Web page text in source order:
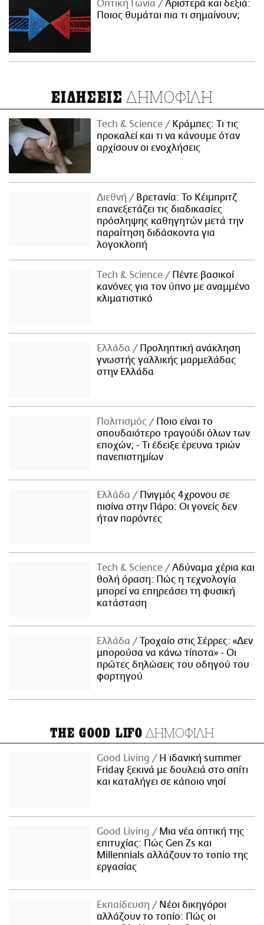
Οπτική Γωνία
Αριστερά και δεξιά:
Ποιος θυμάται πια τι σημαίνουν;
ΕΙΔΗΣΕΙΣ ΔΗΜΟΦΙΛΗ
Τech & Science
Κράμπες: Τι τις
προκαλεί και τι να κάνουμε όταν
αρχίσουν οι ενοχλήσεις
Διεθνή
Βρετανία: Το Κέιμπριτζ
επανεξετάζει τις διαδικασίες
πρόσληψης καθηγητών μετά την
παραίτηση διδάσκοντα για
λογοκλοπή
Τech & Science
Πέντε βασικοί
κανόνες για τον ύπνο με αναμμένο
κλιματιστικό
Ελλάδα
Προληπτική ανάκληση
γνωστής γαλλικής μαρμελάδας
στην Ελλάδα
Πολιτισμός
Ποιο είναι το
σπουδαιότερο τραγούδι όλων των
εποχών; - Τι έδειξε έρευνα τριών
πανεπιστημίων
Ελλάδα
Πνιγμός 4χρονου σε
πισίνα στην Πάρο: Οι γονείς δεν
ήταν παρόντες
Τech & Science
Αδύναμα χέρια και
θολή όραση: Πώς η τεχνολογία
μπορεί να επηρεάσει τη φυσική
κατάσταση
Ελλάδα
Τροχαίο στις Σέρρες: «Δεν
μπορούσα να κάνω τίποτα» - Οι
πρώτες δηλώσεις του οδηγού του
φορτηγού
THE GOOD LIFO ΔΗΜΟΦΙΛΗ
Good Living
Η ιδανική summer
Friday ξεκινά με δουλειά στο σπίτι
και καταλήγει σε κάποιο νησί
Good Living
Μια νέα οπτική της
επιτυχίας: Πώς Gen Zs και
Millennials αλλάζουν το τοπίο της
εργασίας
Εκπαίδευση
Νέοι δικηγόροι
αλλάζουν το τοπίο: Πώς οι